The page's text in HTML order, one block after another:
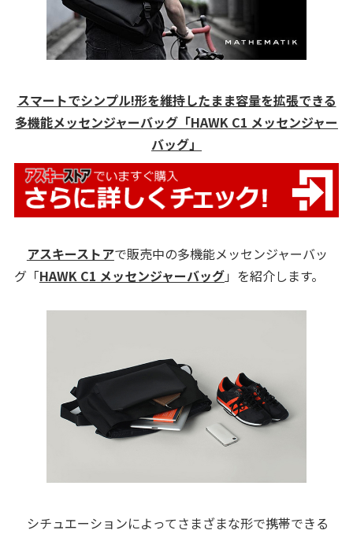
スマートでシンプル!形を維持したまま容量を拡張できる
多機能メッセンジャーバッグ「HAWK C1 メッセンジャー
バッグ」
アスキーストアで販売中の多機能メッセンジャーバッ
グ「HAWK C1 メッセンジャーバッグ」を紹介します。
シチュエーションによってさまざまな形で携帯できる